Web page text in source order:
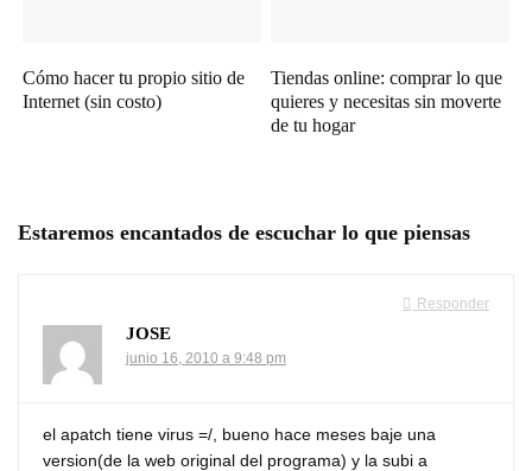
Cómo hacer tu propio sitio de
Internet (sin costo)
Tiendas online: comprar lo que
quieres y necesitas sin moverte
de tu hogar
Estaremos encantados de escuchar lo que piensas
Responder
JOSE
junio 16, 2010 a 9:48 pm
el apatch tiene virus =/, bueno hace meses baje una
version(de la web original del programa) y la subi a